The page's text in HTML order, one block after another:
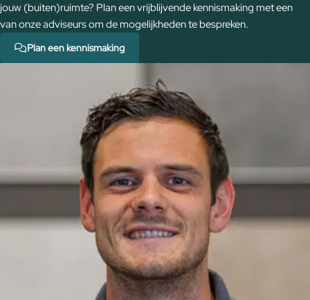
jouw (buiten)ruimte? Plan een vrijblijvende kennismaking met een
van onze adviseurs om de mogelijkheden te bespreken.
Plan een kennismaking